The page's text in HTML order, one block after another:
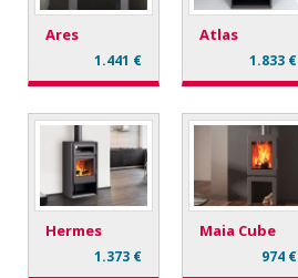
Ares
1.441 €
Atlas
1.833 €
Hermes
1.373 €
Maia Cube
974 €